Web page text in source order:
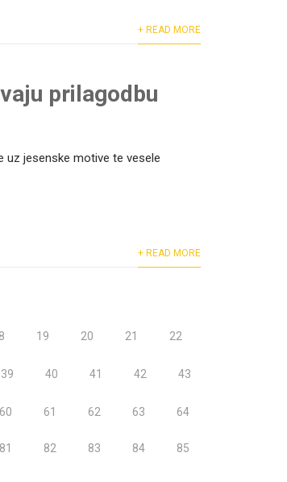
+ READ MORE
prilagodbu
uz jesenske motive te vesele
+ READ MORE
19 20 21 22
39 40 41 42 43
60 61 62 63 64
81 82 83 84 85